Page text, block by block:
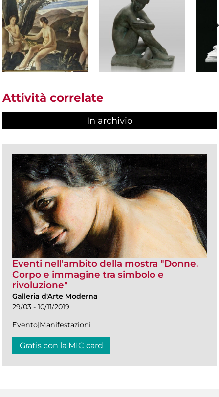
Attività correlate
In archivio
Eventi nell'ambito della mostra "Donne.
Corpo e immagine tra simbolo e
rivoluzione"
Galleria d'Arte Moderna
29/03 - 10/11/2019
Evento|Manifestazioni
Gratis con la MIC card